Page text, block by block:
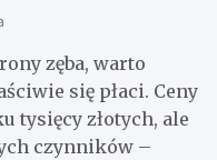
zęba, warto
się płaci. Ceny
tysięcy złotych, ale
czynników –